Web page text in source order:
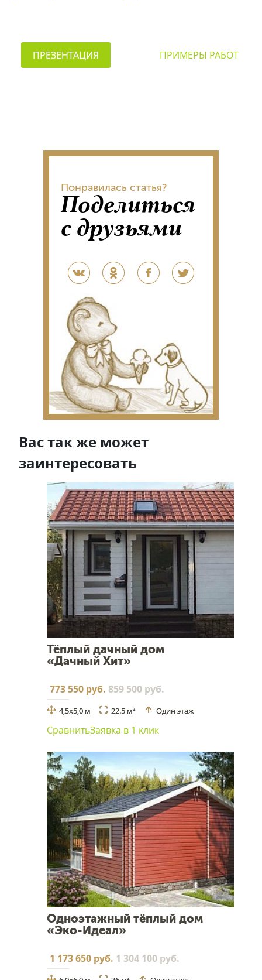
ПРЕЗЕНТАЦИЯ ПРИМЕРЫ РАБОТ
Понравилась статья?
Поделиться
с друзьями
Вас так же может
заинтересовать
Тёплый дачный дом
«Дачный Хит»
773 550 руб. 859 500 руб.
4,5х5,0 м 22.5 м2 Один этаж
СравнитьЗаявка в 1 клик
Одноэтажный тёплый дом
«Эко-Идеал»
1 173 650 руб. 1 304 100 руб.
2